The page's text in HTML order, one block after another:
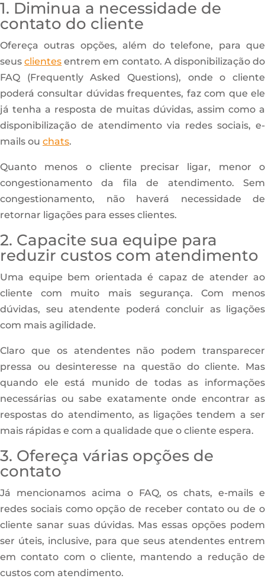
1. Diminua a necessidade de
contato do cliente
Ofereça outras opções, além do telefone, para que
seusclientes entrem em contato. A disponibilização do
FAQ (Frequently Asked Questions), onde o cliente
poderá consultar dúvidas frequentes, faz com que ele
já tenha a resposta de muitas dúvidas, assim como a
disponibilização de atendimento via redes sociais, e-
mails ou chats.
Quanto menos o cliente precisar ligar, menor o
congestionamento da fila de atendimento. Sem
congestionamento, não haverá necessidade de
retornar ligações para esses clientes.
2. Capacite sua equipe para
reduzir custos com atendimento
Uma equipe bem orientada é capaz de atender ao
cliente com muito mais segurança. Com menos
dúvidas, seu atendente poderá concluir as ligações
com mais agilidade.
Claro que os atendentes não podem transparecer
pressa ou desinteresse na questão do cliente. Mas
quando ele está munido de todas as informações
necessárias ou sabe exatamente onde encontrar as
respostas do atendimento, as ligações tendem a ser
mais rápidas e com a qualidade que o cliente espera.
3. Ofereça várias opções de
contato
Já mencionamos acima o FAQ, os chats, e-mails e
redes sociais como opção de receber contato ou de o
cliente sanar suas dúvidas. Mas essas opções podem
ser úteis, inclusive, para que seus atendentes entrem
em contato com o cliente, mantendo a redução de
custos com atendimento.